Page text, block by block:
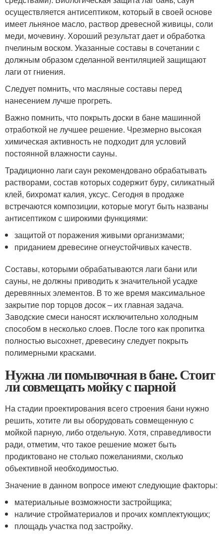
осуществляется антисептиком, который в своей основе
имеет льняное масло, раствор древесной живицы, соли
меди, мочевину. Хороший результат дает и обработка
пчелиным воском. Указанные составы в сочетании с
должным образом сделанной вентиляцией защищают
лаги от гниения.
Следует помнить, что масляные составы перед
нанесением лучше прогреть.
Важно помнить, что покрыть доски в бане машинной
отработкой не лучшее решение. Чрезмерно высокая
химическая активность не подходит для условий
постоянной влажности сауны.
Традиционно лаги саун рекомендовано обрабатывать
растворами, состав которых содержит буру, силикатный
клей, бихромат калия, уксус. Сегодня в продаже
встречаются композиции, которые могут быть названы
антисептиком с широкими функциями:
защитой от поражения живыми организмами;
приданием древесине огнеустойчивых качеств.
Составы, которыми обрабатываются лаги бани или
сауны, не должны приводить к значительной усадке
деревянных элементов. В то же время максимальное
закрытие пор торцов досок – их главная задача.
Заводские смеси наносят исключительно холодным
способом в несколько слоев. После того как пропитка
полностью высохнет, древесину следует покрыть
полимерными красками.
Нужна ли помывочная в бане. Стоит
ли совмещать мойку с парной
На стадии проектирования всего строения бани нужно
решить, хотите ли вы оборудовать совмещенную с
мойкой парную, либо отдельную. Хотя, справедливости
ради, отметим, что такое решение может быть
продиктовано не столько пожеланиями, сколько
объективной необходимостью.
Значение в данном вопросе имеют следующие факторы:
материальные возможности застройщика;
наличие стройматериалов и прочих комплектующих;
площадь участка под застройку.